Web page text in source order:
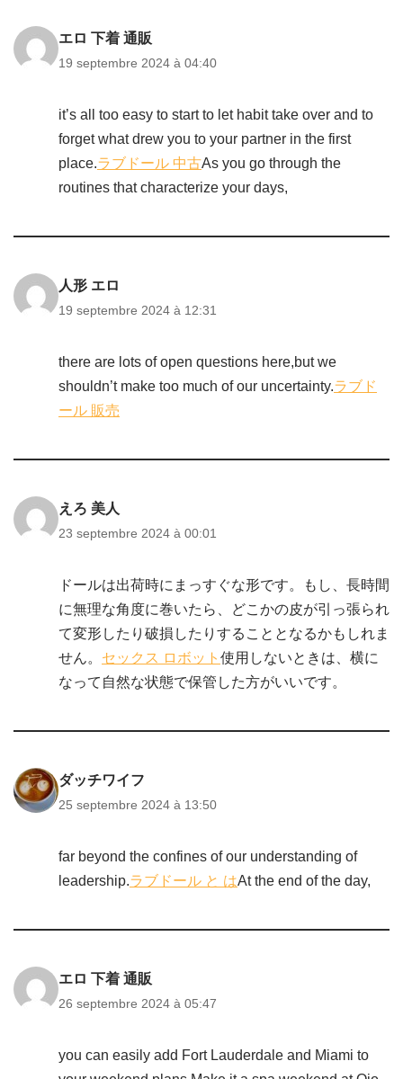
エロ 下着 通販
19 septembre 2024 à 04:40
it’s all too easy to start to let habit take over and to
forget what drew you to your partner in the first
place.ラブドール 中古As you go through the
routines that characterize your days,
人形 エロ
19 septembre 2024 à 12:31
there are lots of open questions here,but we
shouldn’t make too much of our uncertainty.ラブド
ール 販売
えろ 美人
23 septembre 2024 à 00:01
ドールは出荷時にまっすぐな形です。もし、長時間
に無理な角度に巻いたら、どこかの皮が引っ張られ
て変形したり破損したりすることとなるかもしれま
せん。 セックス ロボット 使用しないときは、横に
なって自然な状態で保管した方がいいです。
ダッチワイフ
25 septembre 2024 à 13:50
far beyond the confines of our understanding of
leadership.ラブドール と はAt the end of the day,
エロ 下着 通販
26 septembre 2024 à 05:47
you can easily add Fort Lauderdale and Miami to